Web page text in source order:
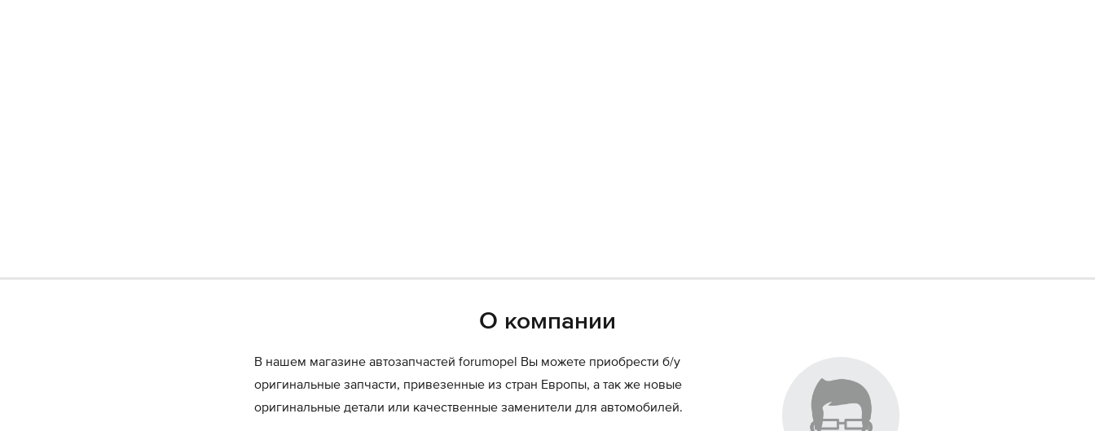
О компании
В нашем магазине автозапчастей forumopel Вы можете приобрести б/у
оригинальные запчасти, привезенные из стран Европы, а так же новые
оригинальные детали или качественные заменители для автомобилей.